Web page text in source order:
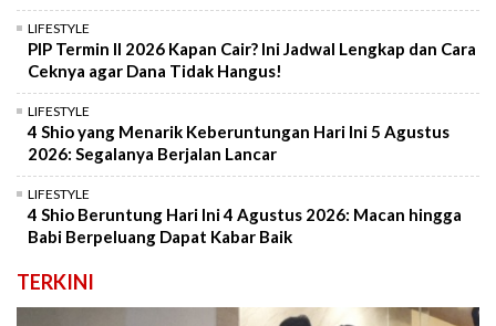
LIFESTYLE
PIP Termin II 2026 Kapan Cair? Ini Jadwal Lengkap dan Cara
Ceknya agar Dana Tidak Hangus!
LIFESTYLE
4 Shio yang Menarik Keberuntungan Hari Ini 5 Agustus
2026: Segalanya Berjalan Lancar
LIFESTYLE
4 Shio Beruntung Hari Ini 4 Agustus 2026: Macan hingga
Babi Berpeluang Dapat Kabar Baik
TERKINI